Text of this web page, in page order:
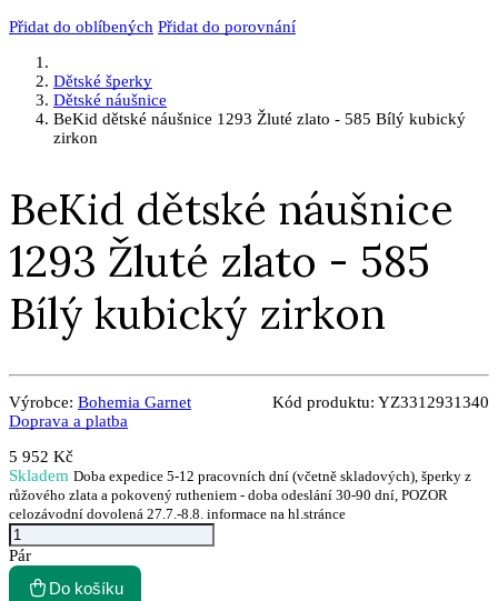
Přidat do oblíbených Přidat do porovnání
Dětské šperky
Dětské náušnice
BeKid dětské náušnice 1293 Žluté zlato - 585 Bílý kubický
zirkon
BeKid dětské náušnice
1293 Žluté zlato - 585
Bílý kubický zirkon
Výrobce: Bohemia Garnet Kód produktu: YZ3312931340
Doprava a platba
5 952 Kč
Skladem Doba expedice 5-12 pracovních dní (včetně skladových), šperky z
růžového zlata a pokovený rutheniem - doba odeslání 30-90 dní, POZOR
celozávodní dovolená 27.7.-8.8. informace na hl.stránce
Pár
Do košíku